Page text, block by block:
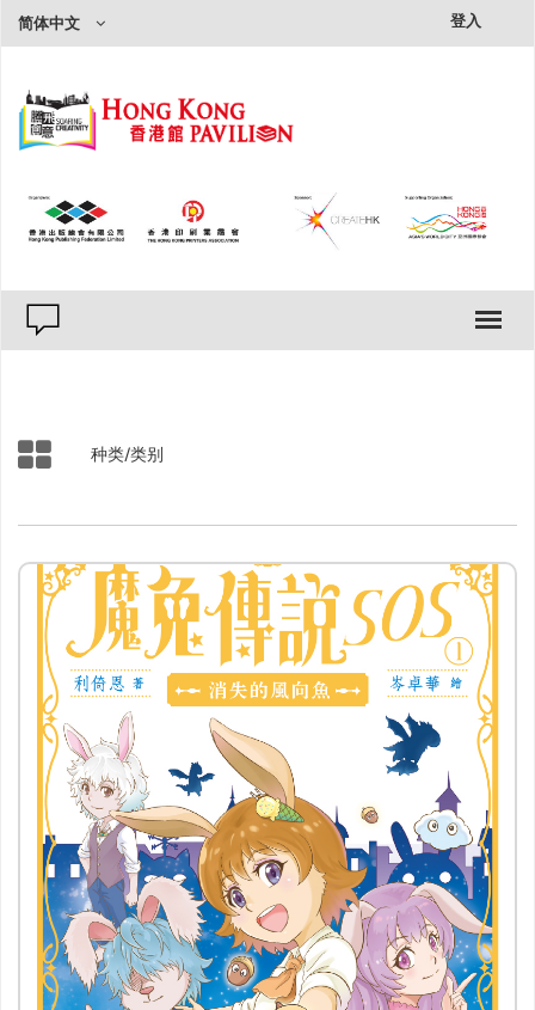
简体中文 登入
种类
印刷品
自然科普
商管理財
心靈勵志
實用生活
兒童及青少年讀物
語言學習
繪本、漫畫
考試用書
電子書和有聲書
宣傳品
文儀用品
得獎印刷品
得獎出版物
其他（請列明）
种类/类别
×